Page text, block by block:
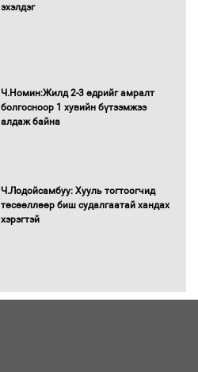
орчныг бүрдүүллээ
баримт
эхэлдэг
Ч.Номин:Жилд 2-3 өдрийг амралт
болгосноор 1 хувийн бүтээмжээ
алдаж байна
Ч.Лодойсамбуу: Хууль тогтоогчид
төсөөллөөр биш судалгаатай хандах
хэрэгтэй